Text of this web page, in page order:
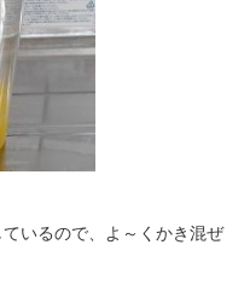
いるので、よ～くかき混ぜ